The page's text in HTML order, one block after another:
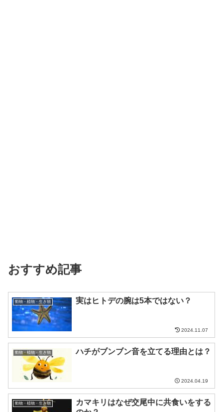
おすすめ記事
動物・植物・生き物 実はヒトデの腕は5本ではない？
2024.11.07
動物・植物・生き物 ハチがブンブン音を立てる理由とは？
2024.04.19
動物・植物・生き物
カマキリはなぜ交尾中に共食いをする